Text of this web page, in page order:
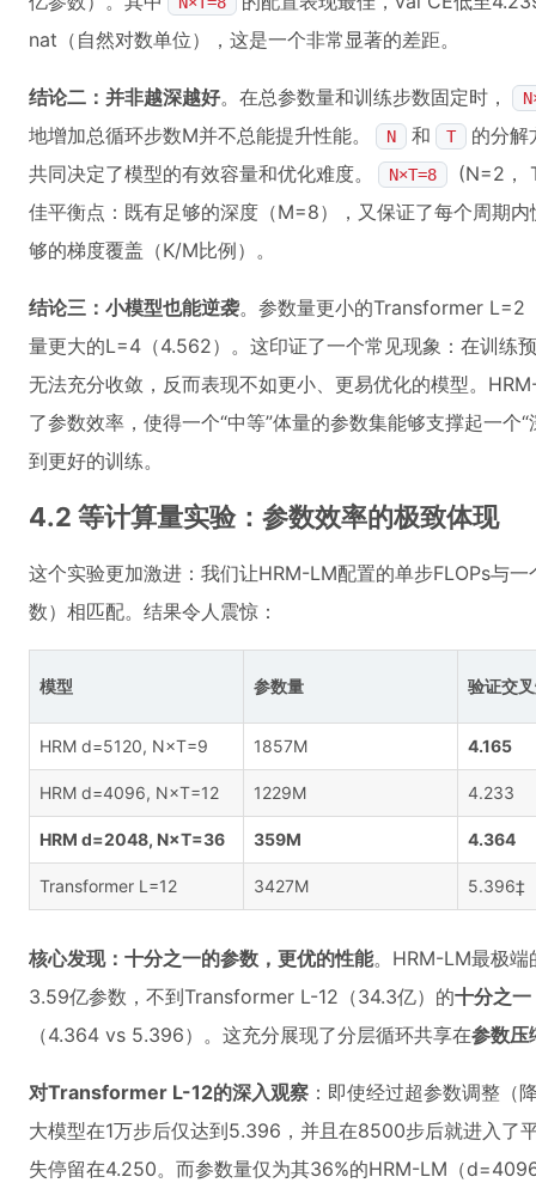
nat（自然对数单位），这是一个非常显著的差距。
结论二：并非越深越好。在总参数量和训练步数固定时，
地增加总循环步数M并不总能提升性能。 N 和 T
的分解
共同决定了模型的有效容量和优化难度。
N×T=8
(N=2，
佳平衡点：既有足够的深度（M=8），又保证了每个周期
够的梯度覆盖（K/M比例）。
结论三：小模型也能逆袭。参数量更小的Transformer L=2
量更大的L=4（4.562）。这印证了一个常见现象：在训练
无法充分收敛，反而表现不如更小、更易优化的模型。
了参数效率，使得一个“中等”体量的参数集能够支撑起一个
到更好的训练。
4.2 等计算量实验：参数效率的极致体现
这个实验更加激进：我们让HRM-LM配置的单步FLOPs与
数）相匹配。结果令人震惊：
模型 参数量 验证交
HRM d=5120, N×T=9 1857M 4.165
HRM d=4096, N×T=12 1229M 4.233
HRM d=2048, N×T=36 359M 4.364
Transformer L=12 3427M 5.396‡
核心发现：十分之一的参数，更优的性能。HRM-LM最极
3.59亿参数，不到Transformer L-12（34.3亿）的十分之一
（4.364 vs 5.396）。这充分展现了分层循环共享在参数压
对Transformer L-12的深入观察 ：即使经过超参数调整（
大模型在1万步后仅达到5.396，并且在8500步后就进入了
失停留在4.250。而参数量仅为其36%的HRM-LM（